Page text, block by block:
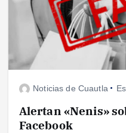
Noticias de Cuautla
Alertan «Nenis»
Facebook